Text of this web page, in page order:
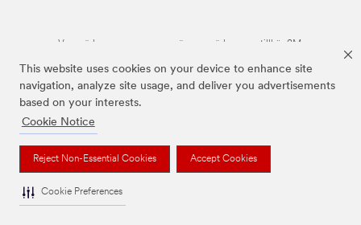
This website uses cookies on your device to enhance site
navigation, analyze site usage, and deliver you advertisements
based on your interests.
Cookie Notice
Reject Non-Essential Cookies Accept Cookies
Cookie Preferences
Varumärken som anges ovan är varumärken som tillhör 3M.